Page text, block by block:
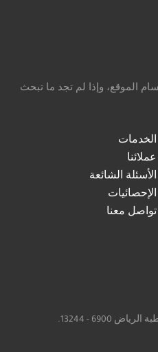
الموقع، وإذا لم تجد ما تبحث
الخدمات
عملائنا
الأسئلة الشائعة
الإحصائيات
تواصل معنا